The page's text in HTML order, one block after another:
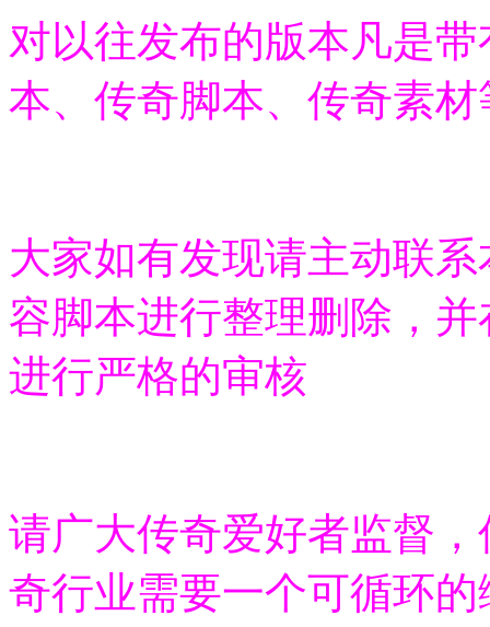
对以往发布的版本凡是
本、传奇脚本、传奇素材
大家如有发现请主动联
容脚本进行整理删除，
进行严格的审核
请广大传奇爱好者监督
奇行业需要一个可循环